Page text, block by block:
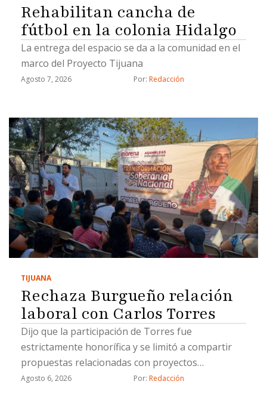
Rehabilitan cancha de
fútbol en la colonia Hidalgo
La entrega del espacio se da a la comunidad en el
marco del Proyecto Tijuana
Agosto 7, 2026 Por: Redacción
TIJUANA
Rechaza Burgueño relación
laboral con Carlos Torres
Dijo que la participación de Torres fue
estrictamente honorífica y se limitó a compartir
propuestas relacionadas con proyectos
estratégicos
Agosto 6, 2026 Por: Redacción